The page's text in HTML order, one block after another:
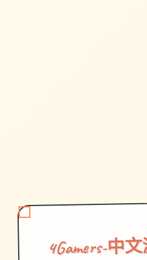
4Gamers-中